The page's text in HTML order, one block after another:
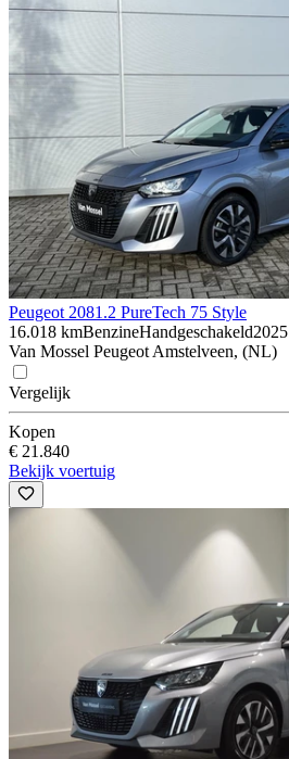
Peugeot 2081.2 PureTech 75 Style
16.018 kmBenzineHandgeschakeld2025
Van Mossel Peugeot Amstelveen, (NL)
Vergelijk
Kopen
€ 21.840
Bekijk voertuig